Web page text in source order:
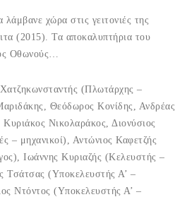
λάμβανε χώρα στις γειτονιές της
(2015). Τα αποκαλυπτήρια του
Οθωνούς…
(Πλωτάρχης –
Θεόδωρος Κονίδης, Ανδρέας
Νικολαράκος, Διονύσιος
– μηχανικοί), Αντώνιος Καφετζής
Ιωάννης Κυριαζής (Κελευστής –
Τσάτσας (Υποκελευστής Α’ –
Ντόντος (Υποκελευστής Α’ –